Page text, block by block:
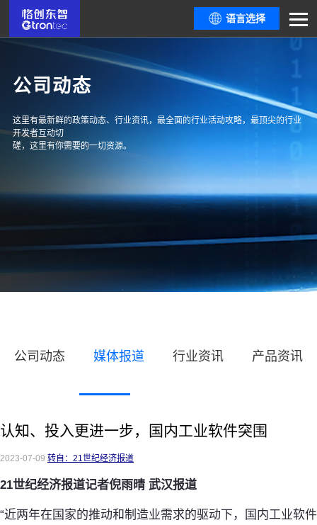
语言选择
公司动态
这里有最新鲜的政策动态、行业资讯，最全面的行业活动攻略，最顶尖的行业
开发者互动切
磋，这里有你需要的一切资源。
公司动态 媒体报道 行业资讯 产品资讯
认知、投入更进一步，国内工业软件突围
2023-07-09 转自：21世纪经济报道
21世纪经济报道记者倪雨晴 武汉报道
“近两年在国家的推动和制造业需求的驱动下，国内工业软件